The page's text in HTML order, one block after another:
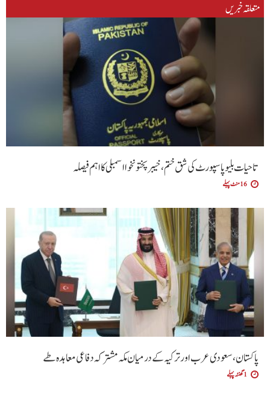
متعلقہ خبریں
تاحیات بلیو پاسپورٹ کی شق ختم، خیبر پختونخوا اسمبلی کا اہم فیصلہ
16 منٹ پہلے
پاکستان، سعودی عرب اور ترکیہ کے درمیان مکہ مشترکہ دفاعی معاہدہ طے
1 گھنٹہ پہلے